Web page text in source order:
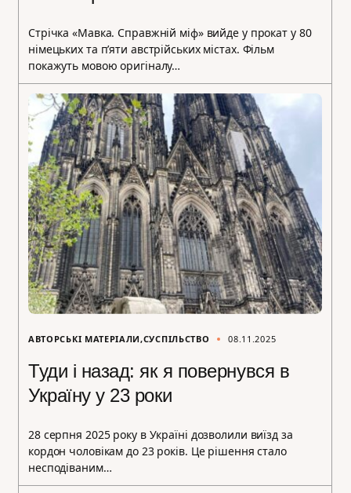
Стрічка «Мавка. Справжній міф» вийде у прокат у 80
німецьких та п’яти австрійських містах. Фільм
покажуть мовою оригіналу…
АВТОРСЬКІ МАТЕРІАЛИ СУСПІЛЬСТВО 08.11.2025
Туди і назад: як я повернувся в
Україну у 23 роки
28 серпня 2025 року в Україні дозволили виїзд за
кордон чоловікам до 23 років. Це рішення стало
несподіваним…